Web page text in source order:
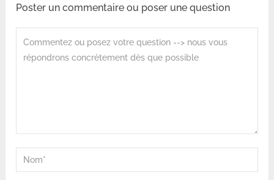
Poster un commentaire ou poser une question